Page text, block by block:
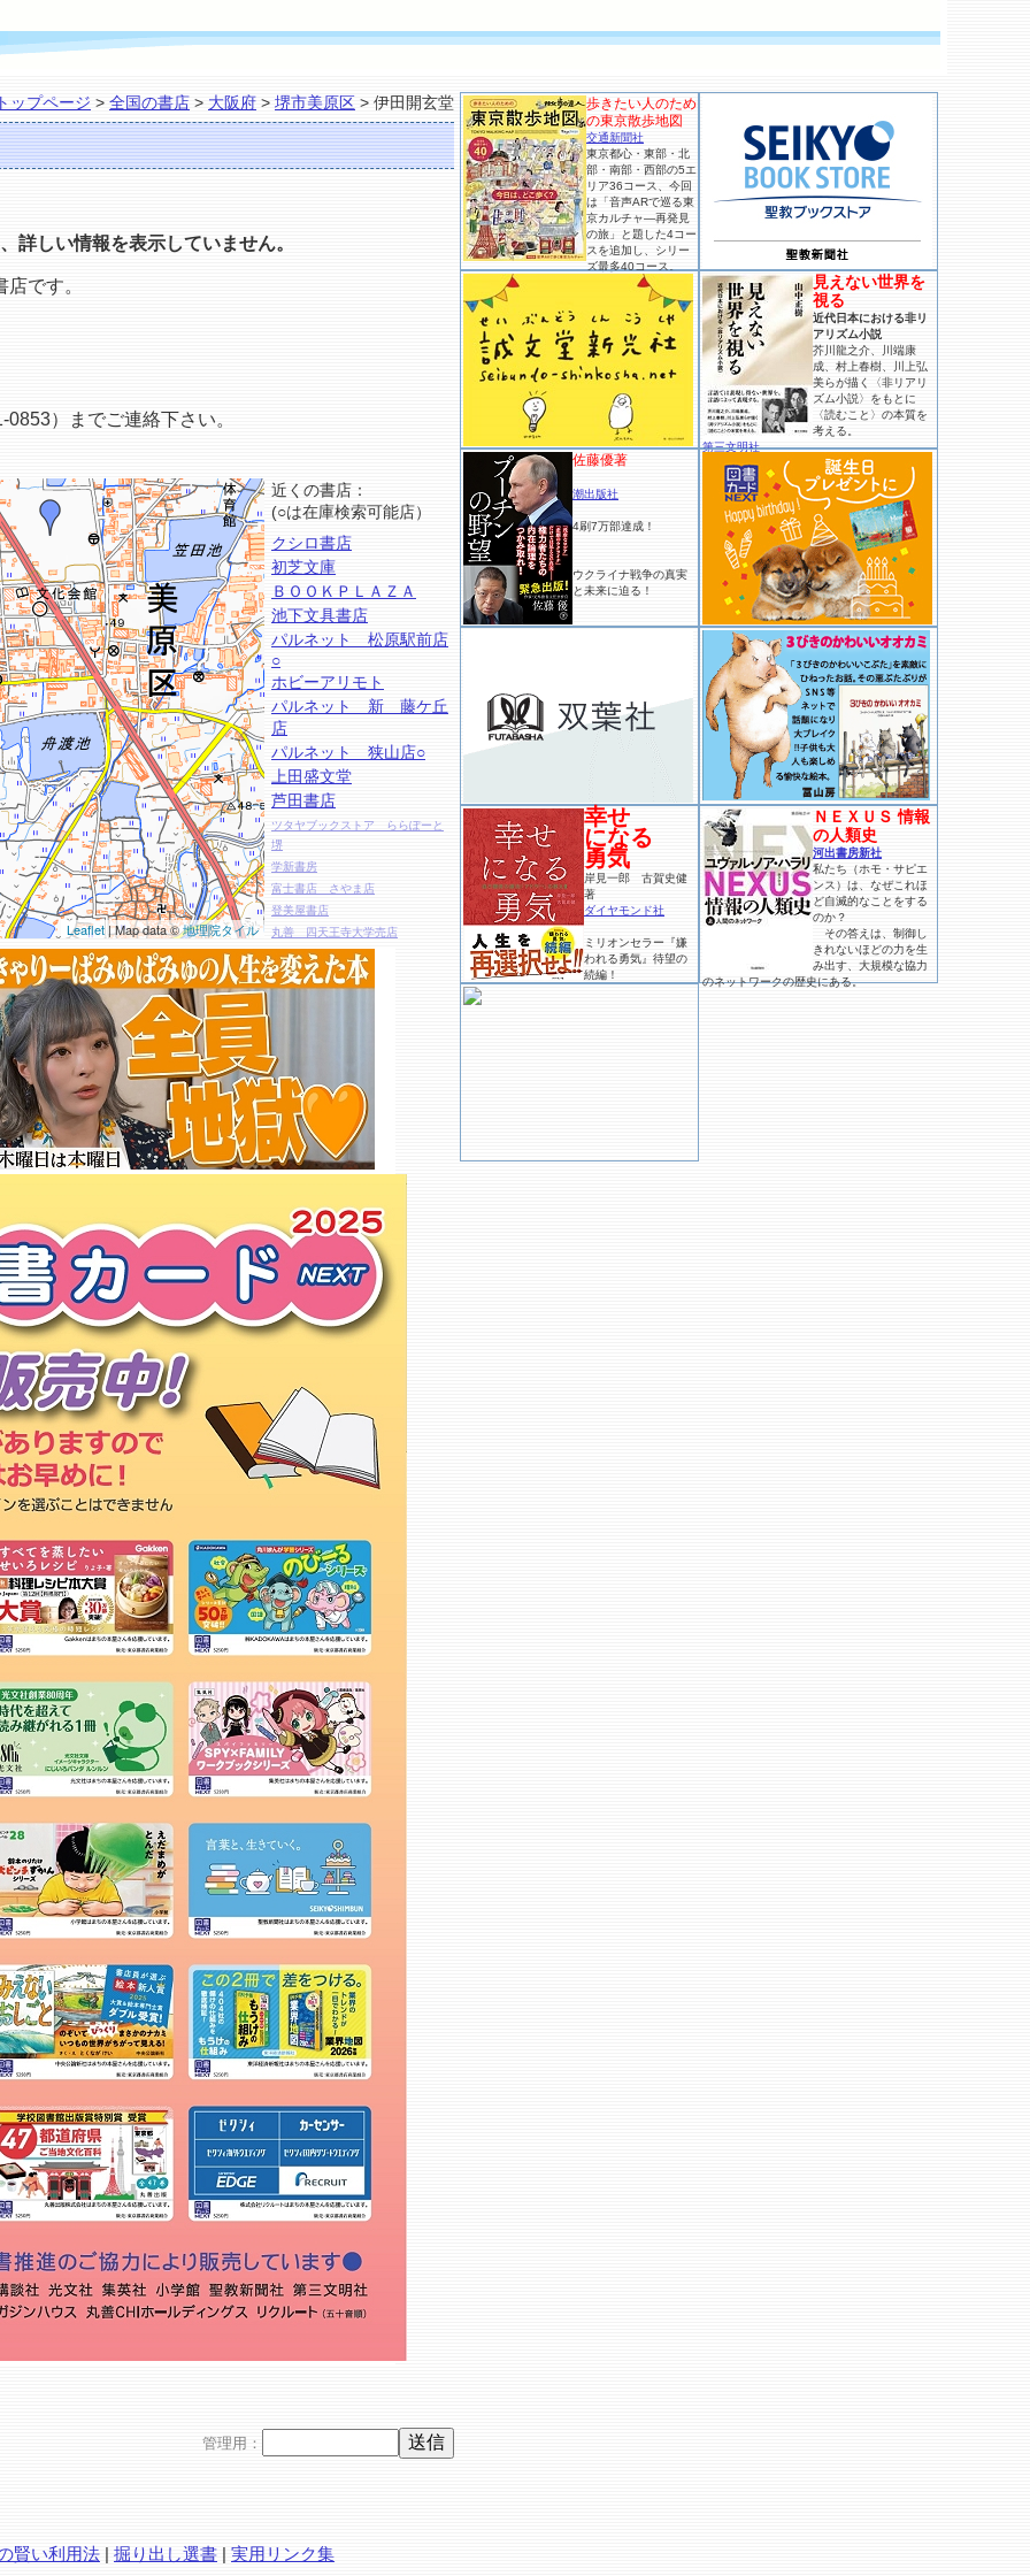
ップページ > 全国の書店 > 大阪府 > 堺市美原区 > 伊田開玄堂
詳しい情報を表示していません。
です。
）までご連絡下さい。
Leaflet | Map data ©地理院タイル
近くの書店：
(○は在庫検索可能店）
クシロ書店
初芝文庫
ＢＯＯＫＰＬＡＺＡ
池下文具書店
パルネット 松原駅前店
○
ホビーアリモト
パルネット 新 藤ケ丘
店
パルネット 狭山店○
上田盛文堂
芦田書店
ツタヤブックストア ららぽーと
堺
学新書房
富士書店 さやま店
登美屋書店
丸善 四天王寺大学売店
絵本の店 もらん
神陵文庫 大阪府立看護大学店
古本市場 松原店
パルネット 文洋堂店
ＴＳＵＴＡＹＡ 府大前店
吉川書店
西辻書店
石原書店
ブックスドラゴン
大阪公立大学生協 なかもず店
中もず書房
アバンティブックセンター 藤井
寺店
阪南大生協 キャンパスコンビニ
林店○
マザーブックス
難波屋書店 土師店
もっと詳しく
管理用：
賢い利用法 | 掘り出し選書 | 実用リンク集
歩きたい人のため
の東京散歩地図
交通新聞社
東京都心・東部・北
部・南部・西部の5エ
リア36コース、今回
は「音声ARで巡る東
京カルチャ―再発見
の旅」と題した4コー
スを追加し、シリー
ズ最多40コース。
見えない世界を
視る
近代日本における非リ
アリズム小説
芥川龍之介、川端康
成、村上春樹、川上弘
美らが描く〈非リアリ
ズム小説〉をもとに
〈読むこと〉の本質を
考える。
第三文明社
佐藤優著
潮出版社
4刷7万部達成！
ウクライナ戦争の真実
と未来に迫る！
幸せ
になる
勇気
岸見一郎 古賀史健
著
ダイヤモンド社
ミリオンセラー『嫌
われる勇気』待望の
続編！
ＮＥＸＵＳ 情報
の人類史
河出書房新社
私たち（ホモ・サピエ
ンス）は、なぜこれほ
ど自滅的なことをする
のか？
その答えは、制御し
きれないほどの力を生
み出す、大規模な協力
のネットワークの歴史にある。